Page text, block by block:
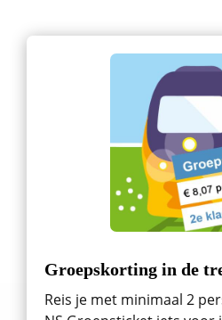
Groepskorting in de
Reis je met minimaal 2